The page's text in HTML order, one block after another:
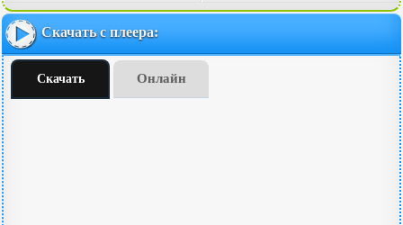
Скачать с плеера:
Скачать Онлайн